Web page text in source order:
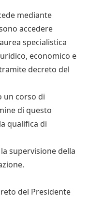
mediante
accedere
specialistica
economico e
decreto del
un corso di
di questo
qualifica di
supervisione della
del Presidente